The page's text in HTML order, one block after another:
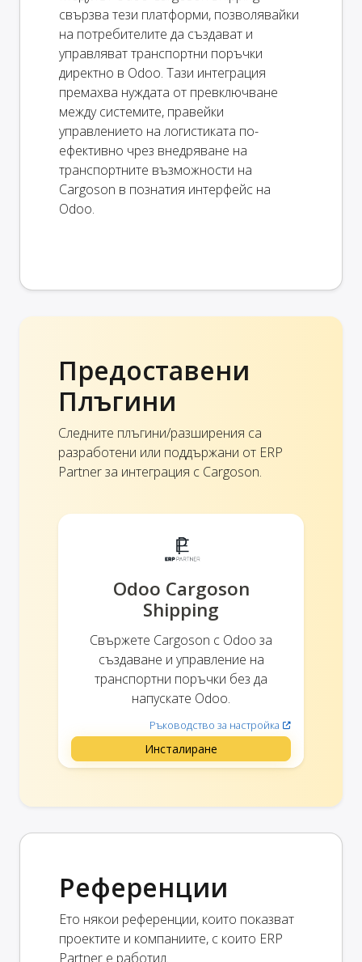
свързва тези платформи, позволявайки
на потребителите да създават и
управляват транспортни поръчки
директно в Odoo. Тази интеграция
премахва нуждата от превключване
между системите, правейки
управлението на логистиката по-
ефективно чрез внедряване на
транспортните възможности на
Cargoson в познатия интерфейс на
Odoo.
Предоставени
Плъгини
Следните плъгини/разширения са
разработени или поддържани от ERP
Partner за интеграция с Cargoson.
Odoo Cargoson
Shipping
Свържете Cargoson с Odoo за
създаване и управление на
транспортни поръчки без да
напускате Odoo.
Ръководство за настройка
Инсталиране
Референции
Ето някои референции, които показват
проектите и компаниите, с които ERP
Partner е работил.